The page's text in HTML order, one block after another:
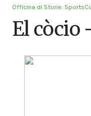
Officina di Storie:
El còcio